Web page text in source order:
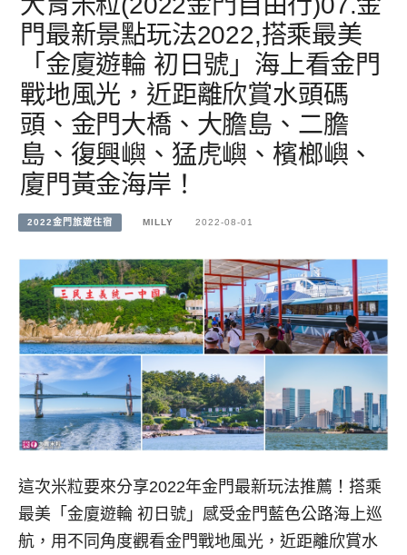
門最新景點玩法2022,搭乘最美
「金廈遊輪 初日號」海上看金門
戰地風光，近距離欣賞水頭碼
頭、金門大橋、大膽島、二膽
島、復興嶼、猛虎嶼、檳榔嶼、
廈門黃金海岸！
2022金門旅遊住宿 MILLY 2022-08-01
這次米粒要來分享2022年金門最新玩法推薦！搭乘
最美「金廈遊輪 初日號」感受金門藍色公路海上巡
航，用不同角度觀看金門戰地風光，近距離欣賞水